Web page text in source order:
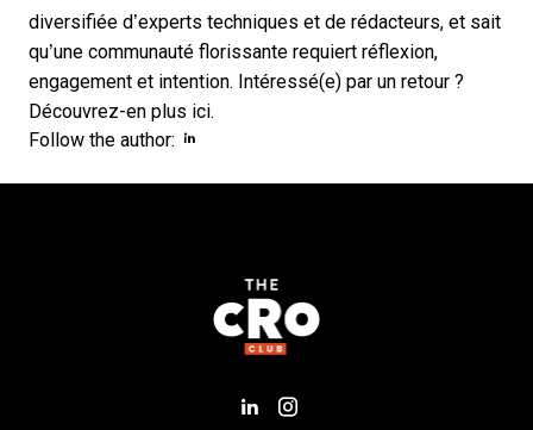
diversifiée d’experts techniques et de rédacteurs, et sait
qu’une communauté florissante requiert réflexion,
engagement et intention. Intéressé(e) par un retour ?
Découvrez-en plus ici.
Follow the author:
Add us on LinkedIn
Follow us on